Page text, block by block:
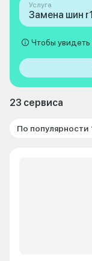
Услуга
Замена шин
Чтобы
23 сервиса
По популярности